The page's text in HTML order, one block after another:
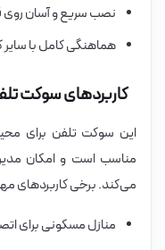
نصب سریع و آسان روی
هماهنگی کامل با سایر
کاربردهای سوکت
این سوکت تلفن برای
مناسب است و امکان
می‌کند. برخی کاربردهای
منازل مسکونی برای